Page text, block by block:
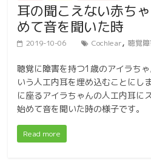
耳の聞こえない赤ち
めて音を聞いた時
2019-10-06 Cochlear,聴覚
聴覚に障害を持つ1歳のアイラち
いう人工内耳を埋め込むことにし
に座るアイラちゃんの人工内耳に
始めて音を聞いた時の様子です。
Read more